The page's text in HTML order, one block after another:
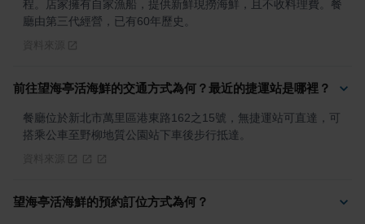
程。店家擁有自家漁船，提供新鮮現撈海鮮，且不收料理費。餐
廳由第三代經營，已有60年歷史。
前往望海亭活海鮮的交通方式為何？最近的捷運站是哪裡？
餐廳位於新北市萬里區港東路162之15號，無捷運站可直達，可
搭乘公車至野柳地質公園站下車後步行抵達。
望海亭活海鮮的預約訂位方式為何？